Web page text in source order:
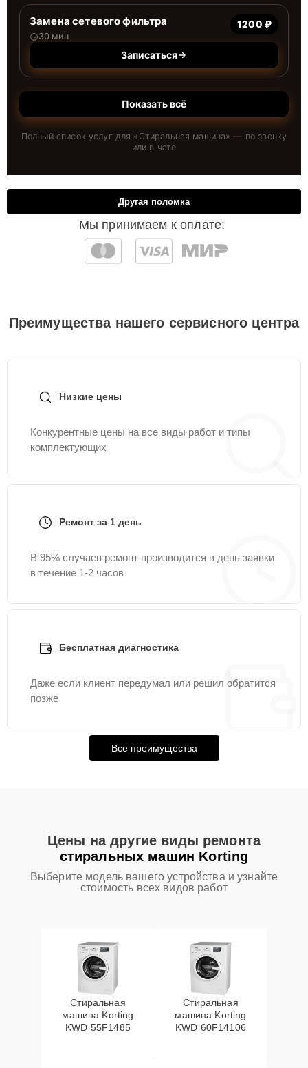
Замена сетевого фильтра
30 мин
1200 ₽
Записаться
Показать всё
Полный список услуг для « Стиральная машина» — по звонку
или в чате
Мы принимаем к оплате:
Другая поломка
Преимущества нашего сервисного центра
Низкие цены
Конкурентные цены на все виды работ и типы
комплектующих
Ремонт за 1 день
В 95% случаев ремонт производится в день заявки
в течение 1-2 часов
Бесплатная диагностика
Даже если клиент передумал или решил обратится
позже
Все преимущества
Цены на другие виды ремонта
стиральных машин Korting
Выберите модель вашего устройства и узнайте
стоимость всех видов работ
Стиральная
машина Korting
KWD 55F1485
Стиральная
машина Korting
KWD 60F14106